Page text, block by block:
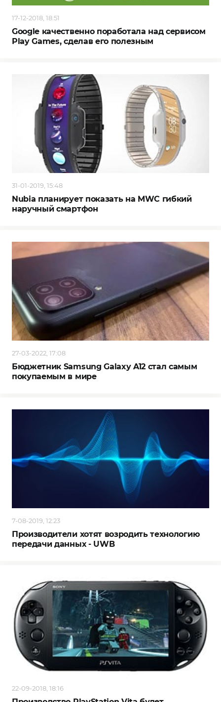
17-12-2018, 18:51
Google качественно поработала над сервисом
Play Games, сделав его полезным
31-01-2019, 15:48
Nubia планирует показать на MWC гибкий
наручный смартфон
27-03-2022, 17:08
Бюджетник Samsung Galaxy A12 стал самым
покупаемым в мире
7-08-2019, 12:23
Производители хотят возродить технологию
передачи данных - UWB
22-09-2018, 18:16